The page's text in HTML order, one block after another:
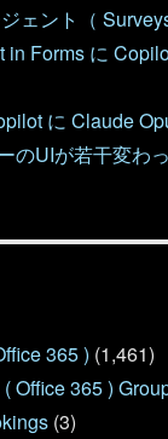
ェント（
in Forms に
に Claude
のUIが若干変わ
365 ) (1,461)
Office 365 )
(3)